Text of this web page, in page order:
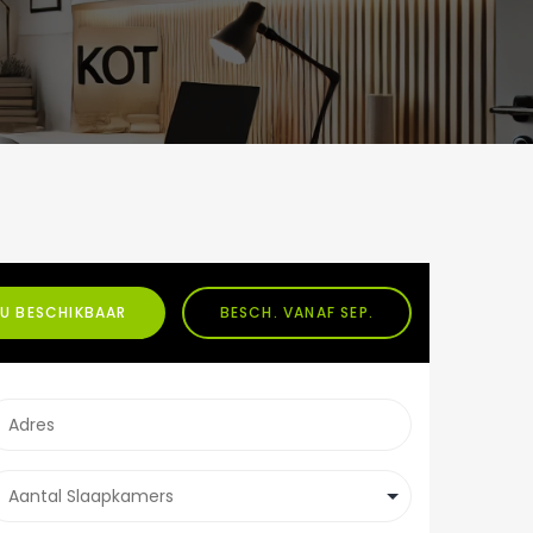
BESCHIKBAAR BESCH. VANAF SEP.